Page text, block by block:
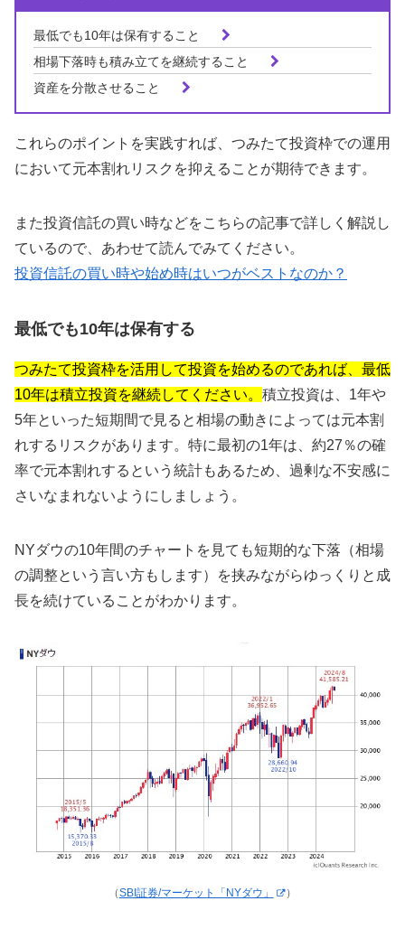
最低でも10年は保有すること
相場下落時も積み立てを継続すること
資産を分散させること
これらのポイントを実践すれば、つみたて投資枠での運用
において元本割れリスクを抑えることが期待できます。
また投資信託の買い時などをこちらの記事で詳しく解説し
ているので、あわせて読んでみてください。
投資信託の買い時や始め時はいつがベストなのか？
最低でも10年は保有する
つみたて投資枠を活用して投資を始めるのであれば、最低
10年は積立投資を継続してください。 積立投資は、1年や
5年といった短期間で見ると相場の動きによっては元本割
れするリスクがあります。特に最初の1年は、約27％の確
率で元本割れするという統計もあるため、過剰な不安感に
さいなまれないようにしましょう。
NYダウの10年間のチャートを見ても短期的な下落（相場
の調整という言い方もします）を挟みながらゆっくりと成
長を続けていることがわかります。
（SBI証券/マーケット「NYダウ」 ）